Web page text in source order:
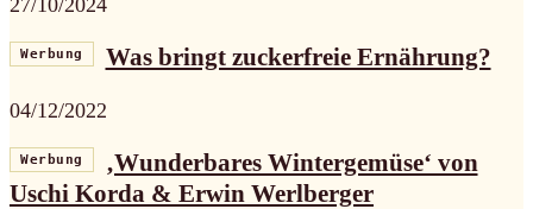
Werbung Was bringt zuckerfreie Ernährung?
04/12/2022
Werbung
‚Wunderbares Wintergemüse‘ von
Uschi Korda & Erwin Werlberger